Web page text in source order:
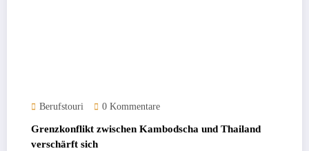
Berufstouri 0 Kommentare
Grenzkonflikt zwischen Kambodscha und Thailand
verschärft sich